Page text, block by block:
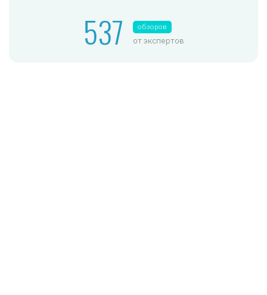
537 обзоров
от экспертов